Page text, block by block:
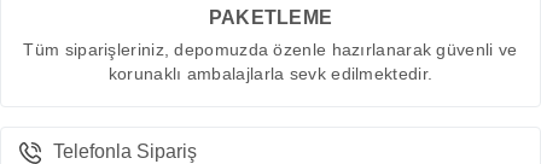
PAKETLEME
Tüm siparişleriniz, depomuzda özenle hazırlanarak güvenli ve
korunaklı ambalajlarla sevk edilmektedir.
Telefonla Sipariş